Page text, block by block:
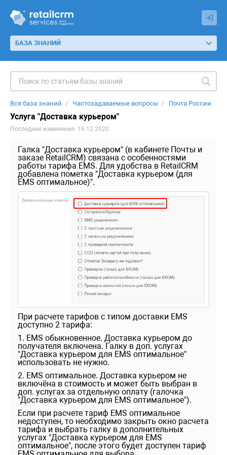
БАЗА ЗНАНИЙ
Вся база знаний Частозадаваемые вопросы Почта России
Услуга "Доставка курьером"
Последние изменения: 16.12.2020
Галка "Доставка курьером" (в кабинете Почты и
заказе RetailCRM) связана с особенностями
работы тарифа EMS. Для удобства в RetailCRM
добавлена пометка "Доставка курьером (для
EMS оптимальное)".
При расчете тарифов с типом доставки EMS
доступно 2 тарифа:
1. EMS обыкновенное. Доставка курьером до
получателя включена. Галку в доп. услугах
"Доставка курьером для EMS оптимальное"
использовать не нужно.
2. EMS оптимальное. Доставка курьером не
включёна в стоимость и может быть выбран в
доп. услугах за отдельную оплату (галочка
"Доставка курьером для EMS оптимальное").
Если при расчете тариф EMS оптимальное
недоступен, то необходимо закрыть окно расчета
тарифа и выбрать галку в дополнительных
услугах "Доставка курьером для EMS
оптимальное", после этого будет доступен тариф